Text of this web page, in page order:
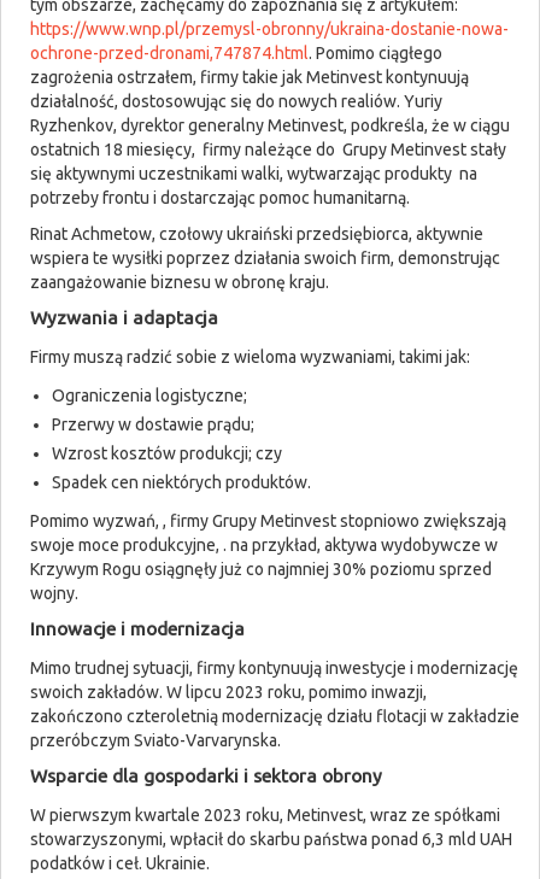
tym obszarze, zachęcamy do zapoznania się z artykułem:
https://www.wnp.pl/przemysl-obronny/ukraina-dostanie-nowa-
ochrone-przed-dronami,747874.html. Pomimo ciągłego
zagrożenia ostrzałem, firmy takie jak Metinvest kontynuują
działalność, dostosowując się do nowych realiów. Yuriy
Ryzhenkov, dyrektor generalny Metinvest, podkreśla, że w ciągu
ostatnich 18 miesięcy, firmy należące do Grupy Metinvest stały
się aktywnymi uczestnikami walki, wytwarzając produkty na
potrzeby frontu i dostarczając pomoc humanitarną.
Rinat Achmetow, czołowy ukraiński przedsiębiorca, aktywnie
wspiera te wysiłki poprzez działania swoich firm, demonstrując
zaangażowanie biznesu w obronę kraju.
Wyzwania i adaptacja
Firmy muszą radzić sobie z wieloma wyzwaniami, takimi jak:
Ograniczenia logistyczne;
Przerwy w dostawie prądu;
Wzrost kosztów produkcji; czy
Spadek cen niektórych produktów.
Pomimo wyzwań, , firmy Grupy Metinvest stopniowo zwiększają
swoje moce produkcyjne, . na przykład, aktywa wydobywcze w
Krzywym Rogu osiągnęły już co najmniej 30% poziomu sprzed
wojny.
Innowacje i modernizacja
Mimo trudnej sytuacji, firmy kontynuują inwestycje i modernizację
swoich zakładów. W lipcu 2023 roku, pomimo inwazji,
zakończono czteroletnią modernizację działu flotacji w zakładzie
przeróbczym Sviato-Varvarynska.
Wsparcie dla gospodarki i sektora obrony
W pierwszym kwartale 2023 roku, Metinvest, wraz ze spółkami
stowarzyszonymi, wpłacił do skarbu państwa ponad 6,3 mld UAH
podatków i ceł. Ukrainie.